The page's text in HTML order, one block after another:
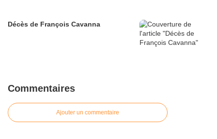
Décès de François Cavanna
Commentaires
Ajouter un commentaire